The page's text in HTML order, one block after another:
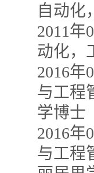
自动化
2011年
动化，
2016年
与工程
学博士
2016年
与工程